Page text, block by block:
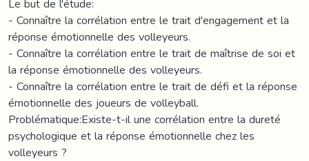
- Connaître la corrélation entre le trait d'engagement et la
réponse émotionnelle des volleyeurs.
- Connaître la corrélation entre le trait de maîtrise de soi et
la réponse émotionnelle des volleyeurs.
- Connaître la corrélation entre le trait de défi et la réponse
émotionnelle des joueurs de volleyball.
Problématique:Existe-t-il une corrélation entre la dureté
psychologique et la réponse émotionnelle chez les
volleyeurs ?